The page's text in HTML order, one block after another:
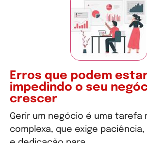
Erros que podem
impedindo o seu
crescer
Gerir um negócio é uma tarefa
complexa, que exige